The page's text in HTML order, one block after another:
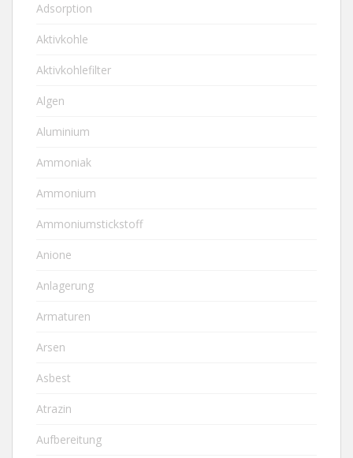
Adsorption
Aktivkohle
Aktivkohlefilter
Algen
Aluminium
Ammoniak
Ammonium
Ammoniumstickstoff
Anione
Anlagerung
Armaturen
Arsen
Asbest
Atrazin
Aufbereitung